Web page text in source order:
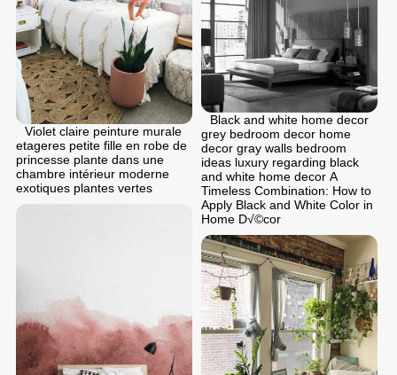
Violet claire peinture murale
etageres petite fille en robe de
princesse plante dans une
chambre intérieur moderne
exotiques plantes vertes
Black and white home decor
grey bedroom decor home
decor gray walls bedroom
ideas luxury regarding black
and white home decor A
Timeless Combination: How to
Apply Black and White Color in
Home D√©cor